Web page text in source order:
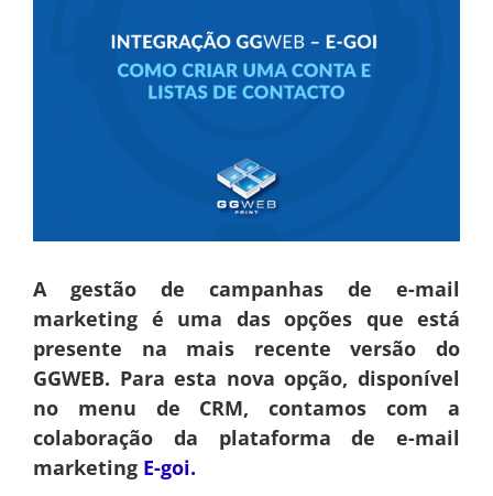
A gestão de campanhas de e-mail
marketing é uma das opções que está
presente na mais recente versão do
GGWEB. Para esta nova opção, disponível
no menu de CRM, contamos com a
colaboração da plataforma de e-mail
marketing E-goi.